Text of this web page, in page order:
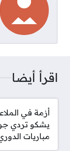
اقرأ أيضا
أزمة في
يشكو تردي
مباريات